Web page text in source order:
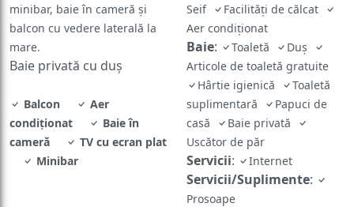
minibar, baie în cameră și
balcon cu vedere laterală la
mare.
Baie privată cu duș
Balcon
Aer
condiţionat
Baie în
cameră
TV cu ecran plat
Minibar
Seif
Facilităţi de călcat
Aer condiţionat
Baie: Toaletă
Duş
Articole de toaletă gratuite
Hârtie igienică
Toaletă
suplimentară
Papuci de
casă
Baie privată
Uscător de păr
Servicii: Internet
Servicii/Suplimente:
Prosoape